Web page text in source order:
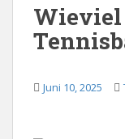
Juni 10, 2025